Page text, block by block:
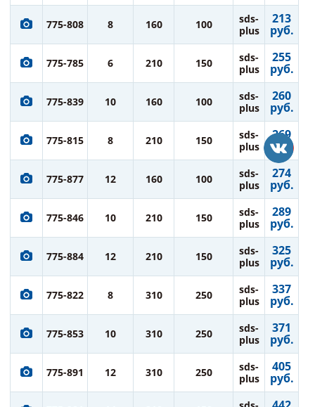
775-808 8 160 100
sds-
plus
213
руб.
775-785 6 210 150
sds-
plus
255
руб.
775-839 10 160 100
sds-
plus
260
руб.
775-815 8 210 150
sds-
plus
269
руб.
775-877 12 160 100
sds-
plus
274
руб.
775-846 10 210 150
sds-
plus
289
руб.
775-884 12 210 150
sds-
plus
325
руб.
775-822 8 310 250
sds-
plus
337
руб.
775-853 10 310 250
sds-
plus
371
руб.
775-891 12 310 250
sds-
plus
405
руб.